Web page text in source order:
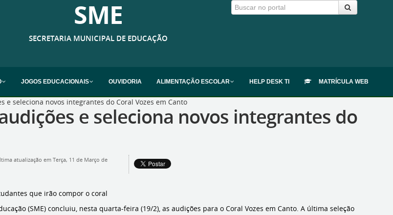
SME
SECRETARIA MUNICIPAL DE EDUCAÇÃO
JOGOS EDUCACIONAIS OUVIDORIA ALIMENTAÇÃO ESCOLAR HELP DESK TI MATRÍCULA WEB
e seleciona novos integrantes do Coral Vozes em Canto
e seleciona novos integrantes do
atualização em Terça, 11 de Março de
que irão compor o coral
(SME) concluiu, nesta quarta-feira (19/2), as audições para o Coral Vozes em Canto. A última seleção